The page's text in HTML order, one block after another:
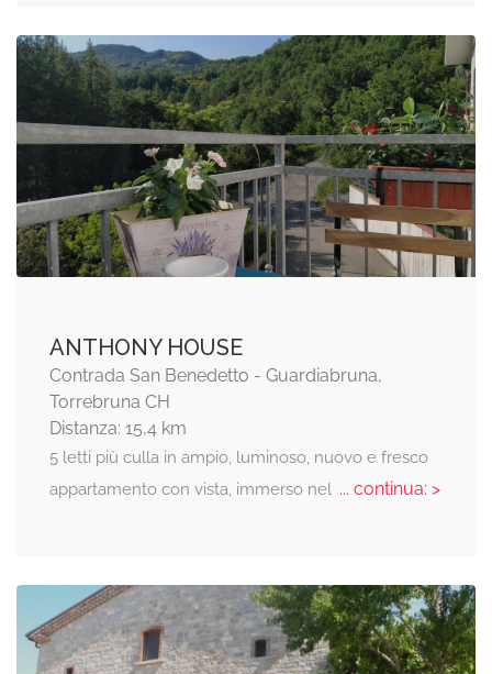
ANTHONY HOUSE
Contrada San Benedetto - Guardiabruna,
Torrebruna CH
Distanza: 15,4 km
5 letti più culla in ampio, luminoso, nuovo e fresco
appartamento con vista, immerso nel... continua: >